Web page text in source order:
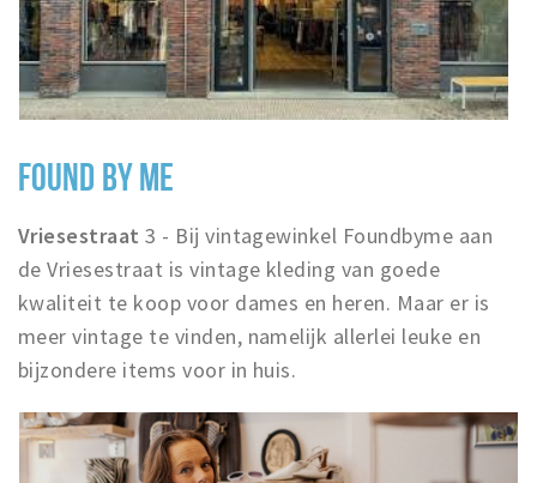
FOUND BY ME
Vriesestraat3 - Bij vintagewinkel Foundbyme aan
de Vriesestraat is vintage kleding van goede
kwaliteit te koop voor dames en heren. Maar er is
meer vintage te vinden, namelijk allerlei leuke en
bijzondere items voor in huis.